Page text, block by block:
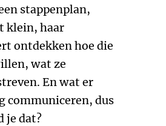
stappenplan,
klein, haar
ontdekken hoe die
wat ze
En wat er
communiceren, dus
je dat?